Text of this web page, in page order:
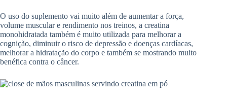
O uso do suplemento vai muito além de aumentar a força,
volume muscular e rendimento nos treinos, a creatina
monohidratada também é muito utilizada para melhorar a
cognição, diminuir o risco de depressão e doenças cardíacas,
melhorar a hidratação do corpo e também se mostrando muito
benéfica contra o câncer.